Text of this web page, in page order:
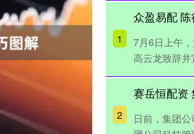
1
众盈易配
7月6日上午
高云龙致辞
2
赛岳恒配资
日前，集团